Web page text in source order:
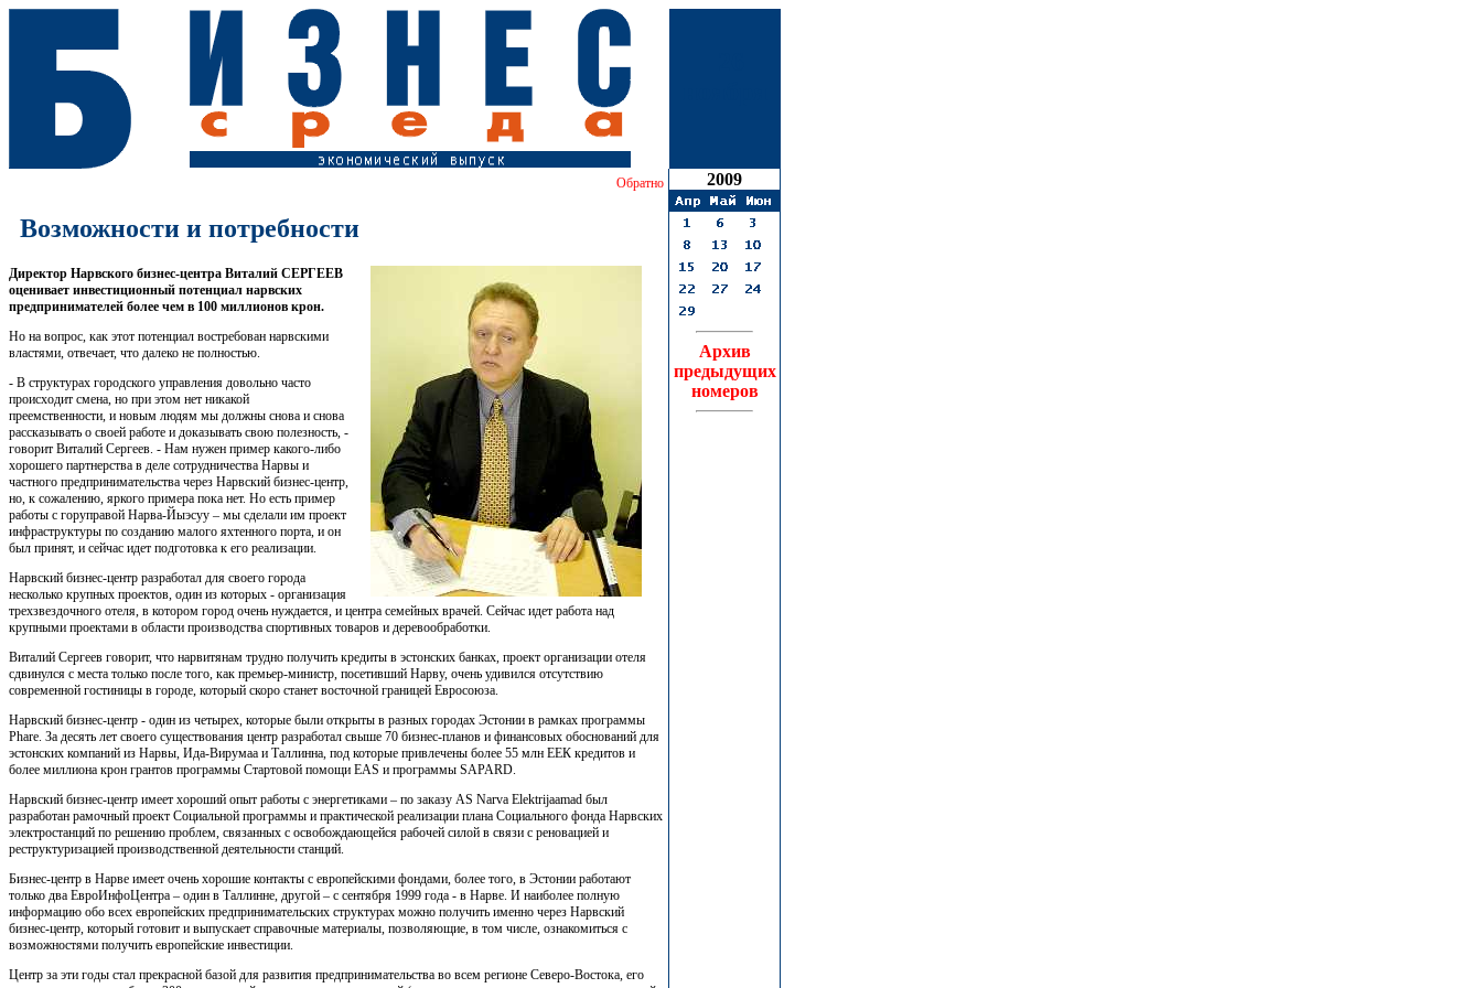
Обратно
Возможности и потребности
Директор Нарвского бизнес-центра Виталий СЕРГЕЕВ
оценивает инвестиционный потенциал нарвских
предпринимателей более чем в 100 миллионов крон.
Но на вопрос, как этот потенциал востребован нарвскими
властями, отвечает, что далеко не полностью.
- В структурах городского управления довольно часто
происходит смена, но при этом нет никакой
преемственности, и новым людям мы должны снова и снова
рассказывать о своей работе и доказывать свою полезность, -
говорит Виталий Сергеев. - Нам нужен пример какого-либо
хорошего партнерства в деле сотрудничества Нарвы и
частного предпринимательства через Нарвский бизнес-центр,
но, к сожалению, яркого примера пока нет. Но есть пример
работы с горуправой Нарва-Йыэсуу – мы сделали им проект
инфраструктуры по созданию малого яхтенного порта, и он
был принят, и сейчас идет подготовка к его реализации.
Нарвский бизнес-центр разработал для своего города
несколько крупных проектов, один из которых - организация
трехзвездочного отеля, в котором город очень нуждается, и центра семейных врачей. Сейчас идет работа над
крупными проектами в области производства спортивных товаров и деревообработки.
Виталий Сергеев говорит, что нарвитянам трудно получить кредиты в эстонских банках, проект организации отеля
сдвинулся с места только после того, как премьер-министр, посетивший Нарву, очень удивился отсутствию
современной гостиницы в городе, который скоро станет восточной границей Евросоюза.
Нарвский бизнес-центр - один из четырех, которые были открыты в разных городах Эстонии в рамках программы
Phare. За десять лет своего существования центр разработал свыше 70 бизнес-планов и финансовых обоснований для
эстонских компаний из Нарвы, Ида-Вирумаа и Таллинна, под которые привлечены более 55 млн ЕЕК кредитов и
более миллиона крон грантов программы Стартовой помощи EAS и программы SAPARD.
Нарвский бизнес-центр имеет хороший опыт работы с энергетиками – по заказу AS Narva Elektrijaamad был
разработан рамочный проект Социальной программы и практической реализации плана Социального фонда Нарвских
электростанций по решению проблем, связанных с освобождающейся рабочей силой в связи с реновацией и
реструктуризацией производственной деятельности станций.
Бизнес-центр в Нарве имеет очень хорошие контакты с европейскими фондами, более того, в Эстонии работают
только два ЕвроИнфоЦентра – один в Таллинне, другой – с сентября 1999 года - в Нарве. И наиболее полную
информацию обо всех европейских предпринимательских структурах можно получить именно через Нарвский
бизнес-центр, который готовит и выпускает справочные материалы, позволяющие, в том числе, ознакомиться с
возможностями получить европейские инвестиции.
Центр за эти годы стал прекрасной базой для развития предпринимательства во всем регионе Северо-Востока, его
2009
Архив
предыдущих
номеров